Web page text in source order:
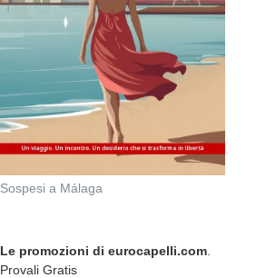
Sospesi a Málaga
Le promozioni di eurocapelli.com
Provali Gratis